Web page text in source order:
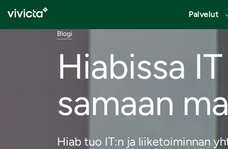
Palvelut
Blogi
Hiabissa
samaan
Hiab tuo IT:n ja liiketoiminnan